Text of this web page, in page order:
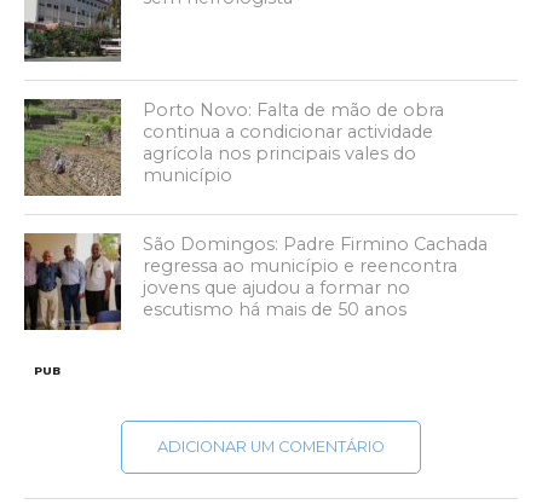
Porto Novo: Falta de mão de obra
continua a condicionar actividade
agrícola nos principais vales do
município
São Domingos: Padre Firmino Cachada
regressa ao município e reencontra
jovens que ajudou a formar no
escutismo há mais de 50 anos
PUB
ADICIONAR UM COMENTÁRIO